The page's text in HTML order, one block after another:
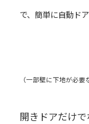
で、簡単に自動ド
（一部壁に下地が必要
開きドアだけ